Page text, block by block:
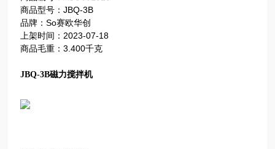
商品型号：JBQ-3B
品牌：So赛欧华创
上架时间：2023-07-18
商品毛重：3.400千克
JBQ-3B磁力搅拌机